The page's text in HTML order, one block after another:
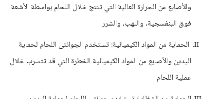
والأصابع من الحرارة العالية التي تنتج خلال اللحام بواسطة الأشعة
فوق البنفسجية، واللهب، والشرر
الحماية من المواد الكيميائية: تستخدم الجوانتى اللحام لحماية
اليدين والأصابع من المواد الكيميائية الخطرة التي قد تتسرب خلال
عملية اللحام